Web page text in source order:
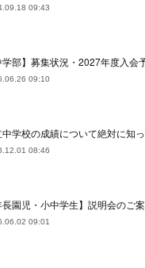
09:43
学部】募集状況・2027年度入会
09:10
学校の成績について絶対に知
08:46
長園児・小中学生】説明会のご
09:01